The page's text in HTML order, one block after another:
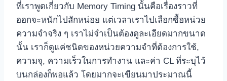
ที่เราพูดเกี่ยวกับ Memory Timing นั้นคือเรื่องราวที่
ออกจะหนักไปสักหน่อย แต่เวลาเราไปเลือกซื้อหน่วย
ความจำจริง ๆ เราไม่จำเป็นต้องดูละเอียดมากขนาด
นั้น เราก็ดูแค่ชนิดของหน่วยความจำที่ต้องการใช้,
ความจุ, ความเร็วในการทำงาน และค่า CL ที่ระบุไว้
บนกล่องก็พอแล้ว โดยมากจะเขียนมาประมาณนี้